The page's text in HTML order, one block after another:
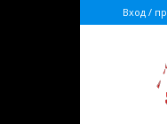
Вход /